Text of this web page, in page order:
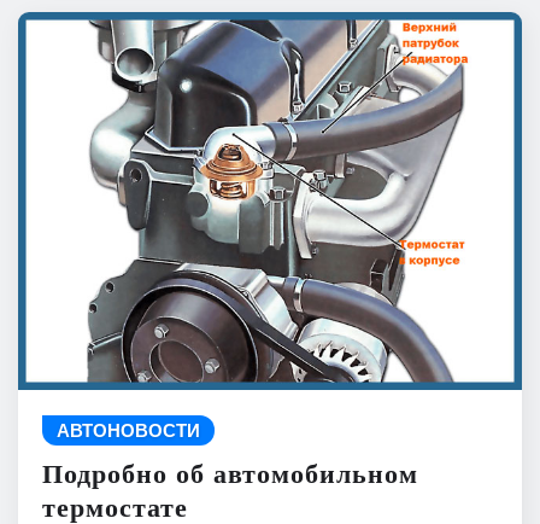
АВТОНОВОСТИ
Подробно об автомобильном
термостате